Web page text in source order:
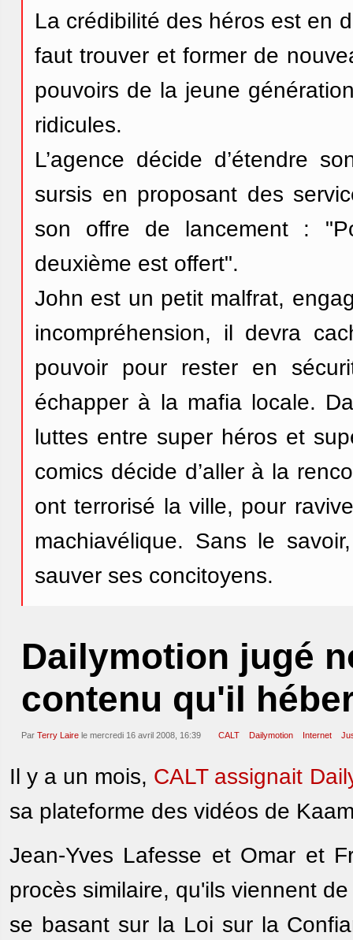
La crédibilité des héros est en
faut trouver et former de
pouvoirs de la jeune
ridicules.
L’agence décide d’étendre
sursis en proposant des
son offre de lancement :
deuxième est offert".
John est un petit malfrat,
incompréhension, il devra
pouvoir pour rester en
échapper à la mafia locale.
luttes entre super héros et
comics décide d’aller à la
ont terrorisé la ville, pour
machiavélique. Sans le
sauver ses concitoyens.
Dailymotion jugé
contenu qu'il
Par Terry Laire le mercredi 16 avril 2008, 16:39 CALT Dailymotion Internet
Il y a un mois, CALT assignait
sa plateforme des vidéos de
Jean-Yves Lafesse et Omar et
procès similaire, qu'ils viennent
se basant sur la Loi sur la